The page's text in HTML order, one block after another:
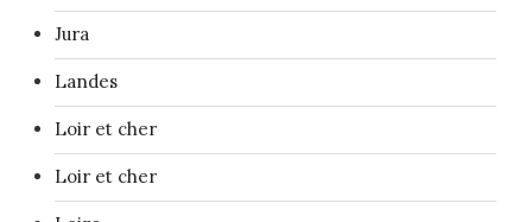
Jura
Landes
Loir et cher
Loir et cher